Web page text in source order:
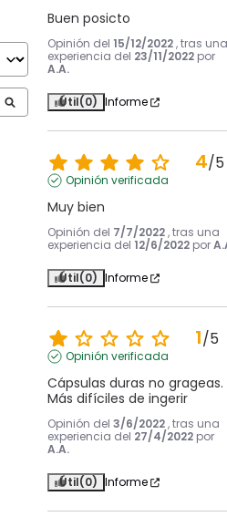
Buen posicto
Opinión del 15/12/2022 , tras una
experiencia del 23/11/2022 por
A.A.
Útil(0) Informe
4/5
Opinión verificada
Muy bien
Opinión del 7/7/2022 , tras una
experiencia del 12/6/2022 por
Útil(0) Informe
1/5
Opinión verificada
Cápsulas duras no grageas.
Más difíciles de ingerir
Opinión del 3/6/2022 , tras una
experiencia del 27/4/2022 por
A.A.
Útil(0) Informe